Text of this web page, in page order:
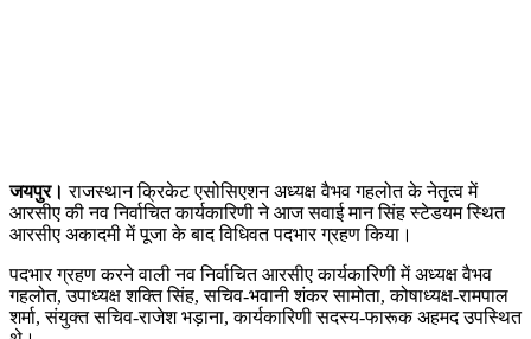
जयपुर। राजस्थान क्रिकेट एसोसिएशन अध्यक्ष वैभव गहलोत के नेतृत्व में
आरसीए की नव निर्वाचित कार्यकारिणी ने आज सवाई मान सिंह स्टेडयम स्थित
आरसीए अकादमी में पूजा के बाद विधिवत पदभार ग्रहण किया।
पदभार ग्रहण करने वाली नव निर्वाचित आरसीए कार्यकारिणी में अध्यक्ष वैभव
गहलोत, उपाध्यक्ष शक्ति सिंह, सचिव-भवानी शंकर सामोता, कोषाध्यक्ष-रामपाल
शर्मा, संयुक्त सचिव-राजेश भड़ाना, कार्यकारिणी सदस्य-फारूक अहमद उपस्थित